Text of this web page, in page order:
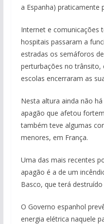
a Espanha) praticamente
Internet e comunicações
hospitais passaram a
estradas os semáforos
perturbações no trânsito,
escolas encerraram as
Nesta altura ainda não
apagão que afetou
também teve algumas
menores, em França.
Uma das mais recentes
apagão é a de um
Basco, que terá
O Governo espanhol
energia elétrica naquele